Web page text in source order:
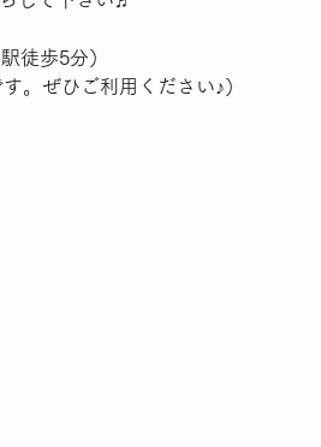
徒歩5分）
。ぜひご利用ください♪）